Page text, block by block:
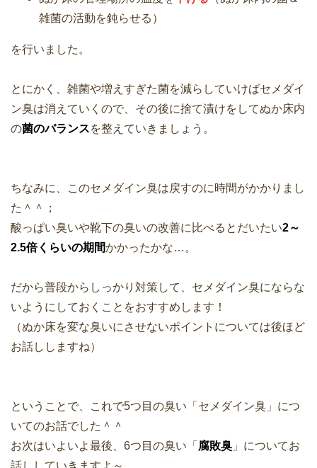
雑菌の活動を鈍らせる）
を行いました。
とにかく、雑菌や増えすぎた菌を減らしていけばセメダイ
ン臭は消えていくので、その後に捨て漬けをしてぬか床内
の菌のバランスを整えていきましょう。
ちなみに、このセメダイン臭は戻すのに時間がかかりまし
た＾＾；
酸っぱい臭いや靴下の臭いの改善に比べるとだいたい2～
2.5倍くらいの期間かかったかな…。
だから普段からしっかり対策して、セメダイン臭にならな
いようにしておくことをおすすめします！
（ぬか床を変な臭いにさせないポイントについては後ほど
お話ししますね）
ということで、これで5つ目の臭い「セメダイン臭」につ
いてのお話でした＾＾
お次はいよいよ最後、6つ目の臭い「 腐敗臭 」についてお
話ししていきますよ～。